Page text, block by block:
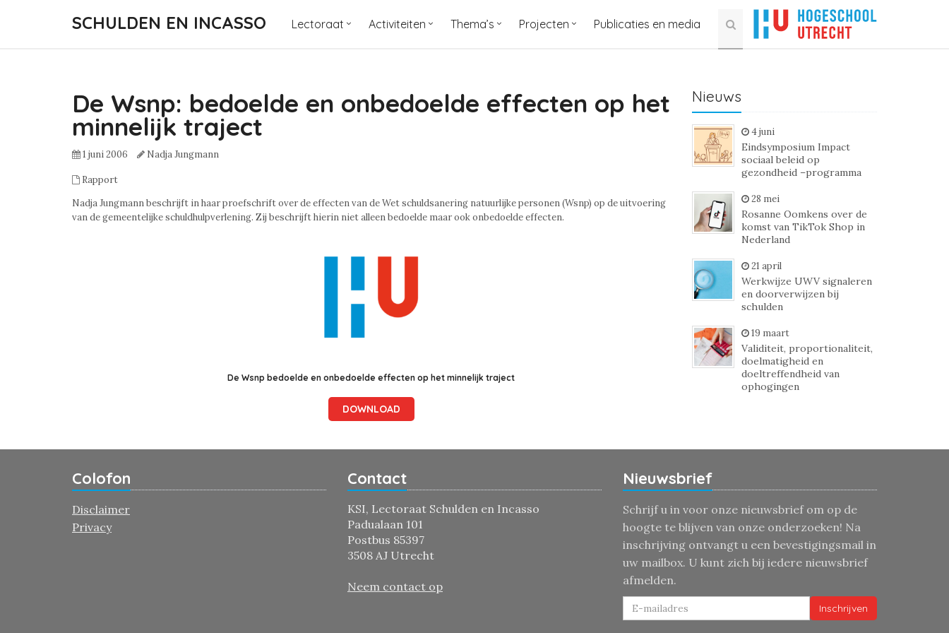
SCHULDEN EN INCASSO Lectoraat Activiteiten Thema’s Projecten Publicaties en media
De Wsnp: bedoelde en onbedoelde effecten op het
minnelijk traject
1 juni 2006 Nadja Jungmann
Rapport
Nadja Jungmann beschrijft in haar proefschrift over de effecten van de Wet schuldsanering natuurlijke personen (Wsnp) op de uitvoering
van de gemeentelijke schuldhulpverlening. Zij beschrijft hierin niet alleen bedoelde maar ook onbedoelde effecten.
De Wsnp bedoelde en onbedoelde effecten op het minnelijk traject
DOWNLOAD
Nieuws
4 juni
Eindsymposium Impact
sociaal beleid op
gezondheid –programma
28 mei
Rosanne Oomkens over de
komst van TikTok Shop in
Nederland
21 april
Werkwijze UWV signaleren
en doorverwijzen bij
schulden
19 maart
Validiteit, proportionaliteit,
doelmatigheid en
doeltreffendheid van
ophogingen
Colofon
Disclaimer
Privacy
Contact
KSI, Lectoraat Schulden en Incasso
Padualaan 101
Postbus 85397
3508 AJ Utrecht
Neem contact op
Nieuwsbrief
Schrijf u in voor onze nieuwsbrief om op de
hoogte te blijven van onze onderzoeken! Na
inschrijving ontvangt u een bevestigingsmail in
uw mailbox. U kunt zich bij iedere nieuwsbrief
afmelden.
Inschrijven